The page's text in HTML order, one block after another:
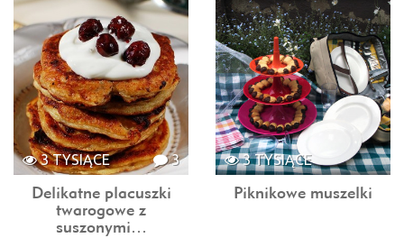
3
3 TYSIĄCE
Delikatne placuszki
twarogowe z
suszonymi…
3 TYSIĄCE
Piknikowe muszelki